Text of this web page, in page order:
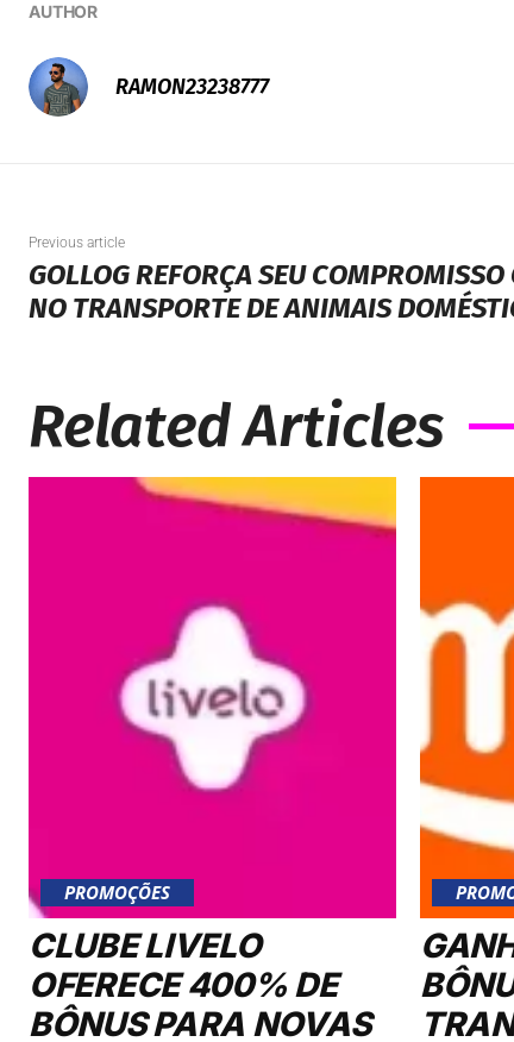
AUTHOR
RAMON23238777
Previous article
GOLLOG REFORÇA SEU
NO TRANSPORTE DE ANIMAIS
Related Articles
PROMOÇÕES
CLUBE LIVELO
OFERECE 400% DE
BÔNUS PARA NOVAS